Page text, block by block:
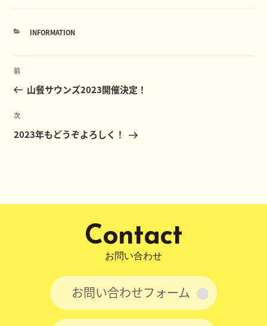
カ
INFORMATION
投
ナ
ビ
ゲ
前
の
稿
前
山餐サウンズ2023開催決定！
次
の
次
2023年もどうぞよろしく！
Contact
お問い合わせ
お問い合わせフォーム